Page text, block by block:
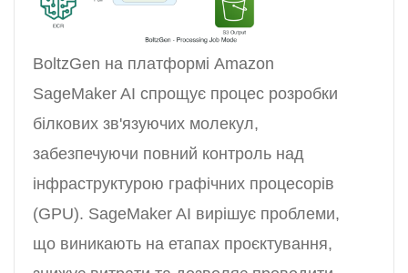
BoltzGen на платформі Amazon
SageMaker AI спрощує процес розробки
білкових зв'язуючих молекул,
забезпечуючи повний контроль над
інфраструктурою графічних процесорів
(GPU). SageMaker AI вирішує проблеми,
що виникають на етапах проєктування,